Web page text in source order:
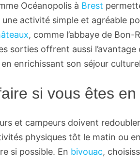
Océanopolis à Brest
une activité simple et agréable
, comme l’abbaye de
sorties offrent aussi
enrichissant son séjour
si vous êtes
et campeurs doivent
physiques tôt le matin ou
si possible. En bivouac,